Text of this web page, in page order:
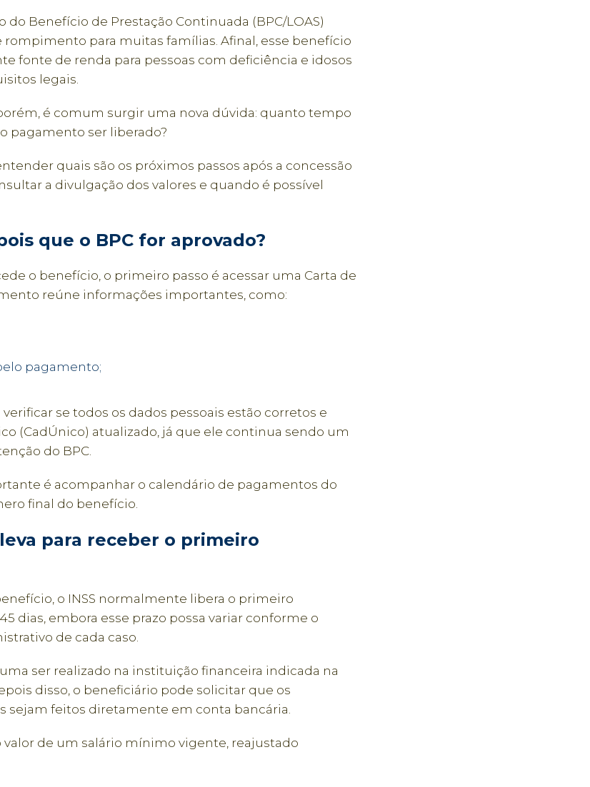
do Benefício de Prestação Continuada (BPC/LOAS)
para muitas famílias. Afinal, esse benefício
fonte de renda para pessoas com deficiência e idosos
legais.
é comum surgir uma nova dúvida: quanto tempo
pagamento ser liberado?
quais são os próximos passos após a concessão
a divulgação dos valores e quando é possível
que o BPC for aprovado?
o benefício, o primeiro passo é acessar uma Carta de
reúne informações importantes, como:
pagamento;
se todos os dados pessoais estão corretos e
(CadÚnico) atualizado, já que ele continua sendo um
do BPC.
é acompanhar o calendário de pagamentos do
final do benefício.
para receber o primeiro
o INSS normalmente libera o primeiro
dias, embora esse prazo possa variar conforme o
de cada caso.
ser realizado na instituição financeira indicada na
disso, o beneficiário pode solicitar que os
sejam feitos diretamente em conta bancária.
valor de um salário mínimo vigente, reajustado